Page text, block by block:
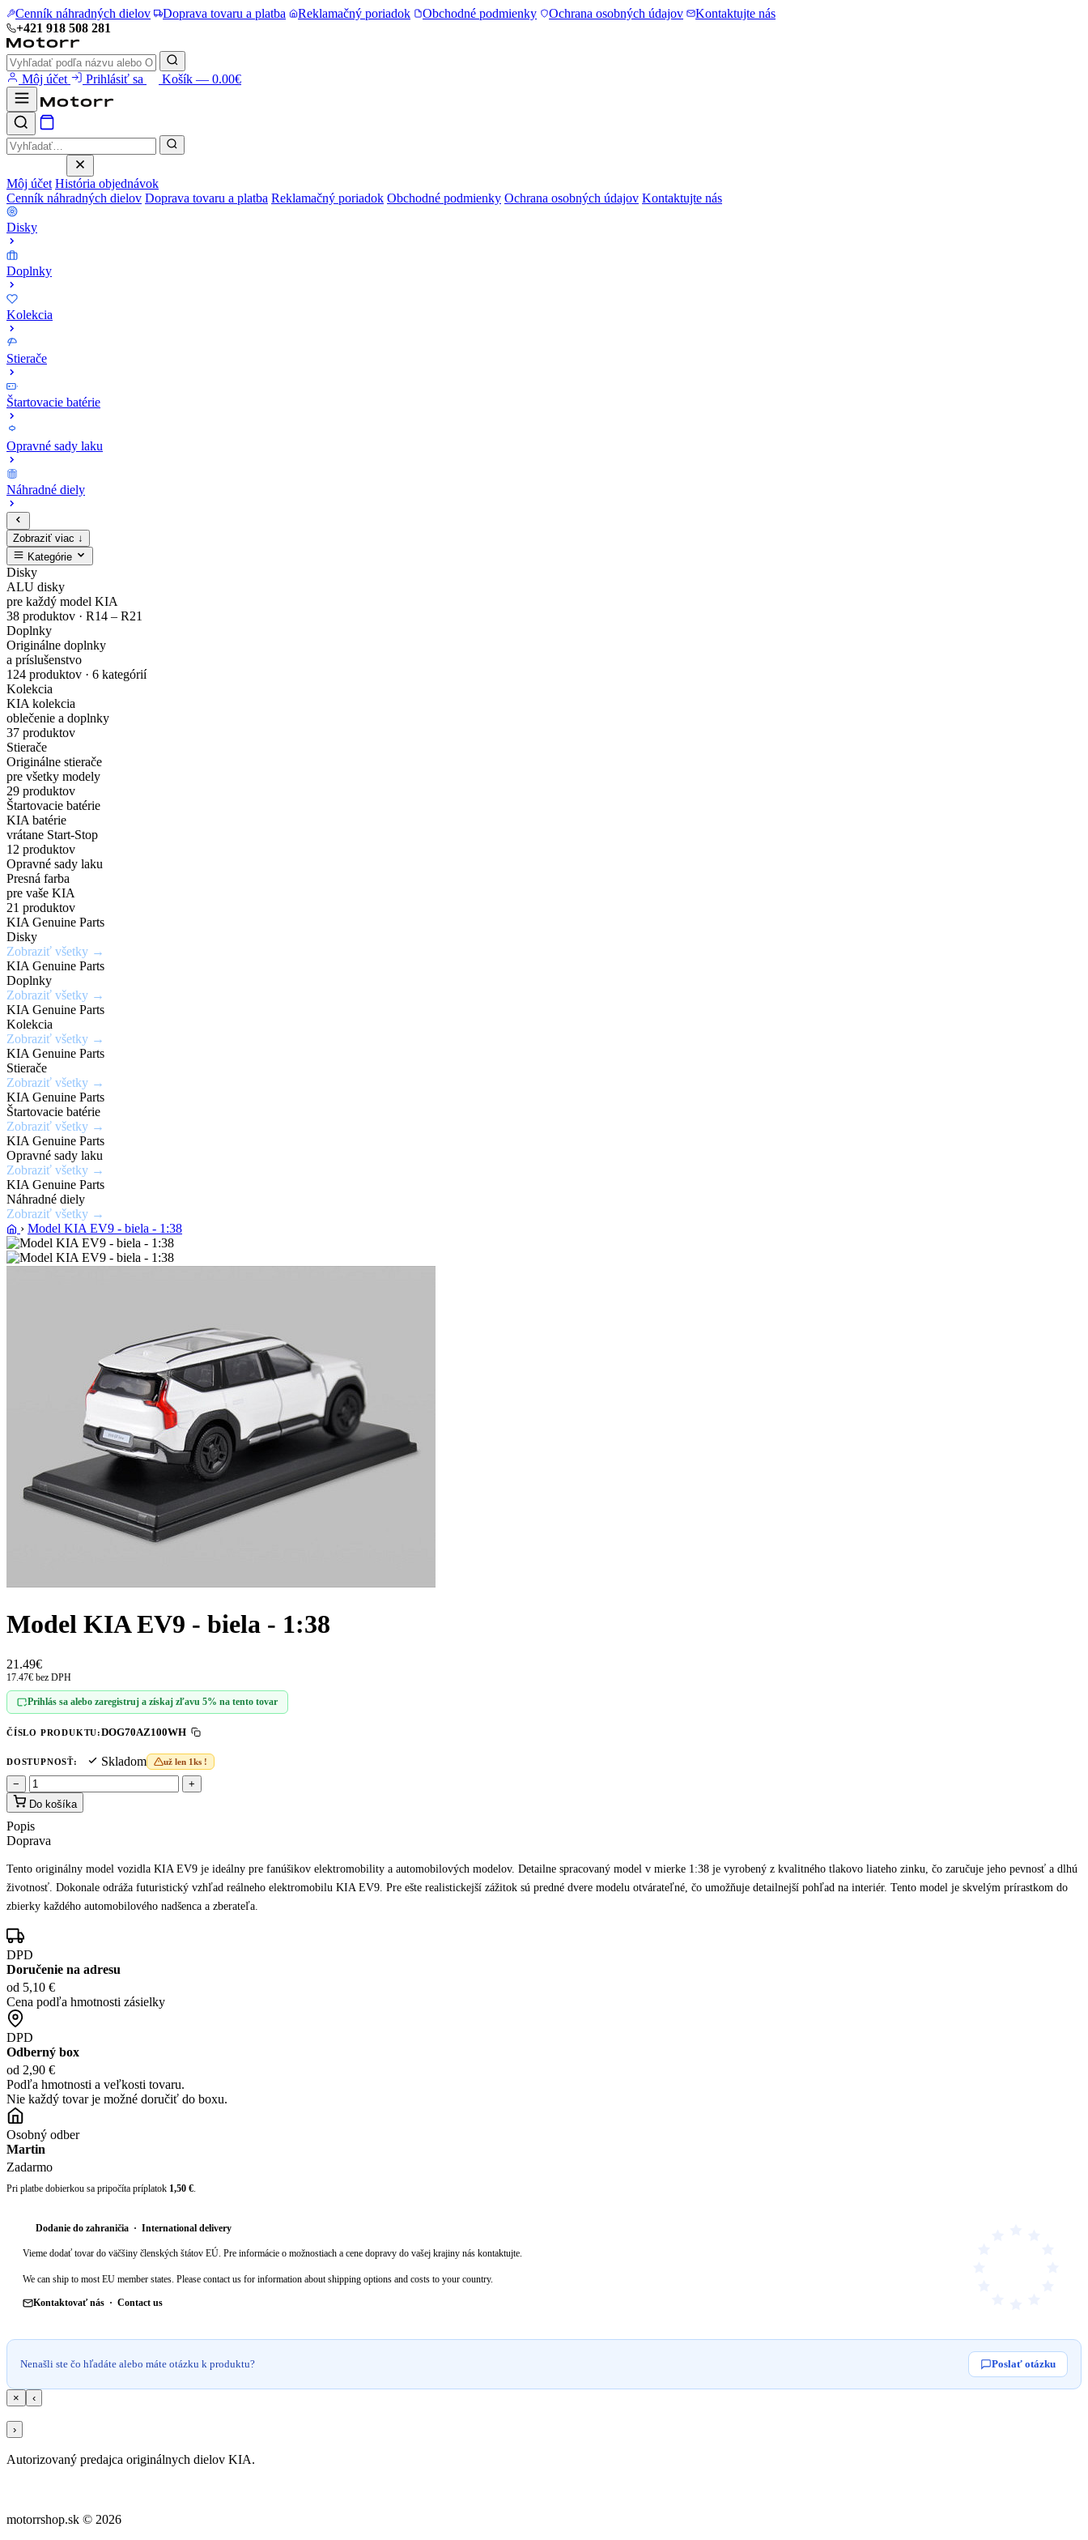
Cenník náhradných dielov Doprava tovaru a platba Reklamačný poriadok Obchodné podmienky Ochrana osobných údajov
Kontaktujte nás
+421 918 508 281
Môj účet Prihlásiť sa Košík — 0.00€
Môj účet História objednávok
Cenník náhradných dielov Doprava tovaru a platba Reklamačný poriadok Obchodné podmienky Ochrana osobných údajov Kontaktujte nás
Disky
Doplnky
Kolekcia
Stierače
Štartovacie batérie
Opravné sady laku
Náhradné diely
Zobraziť viac ↓
Kategórie
Zaregistruj
sa
a
nakupuj
originálne
príslušenstvo
za
výhodné
ceny
Získaj
výhody,
ktoré
inde
nedostaneš
Zaregistrovať
sa
Kompletný
cenník
originálnych
náhradných
dielov
Zadajte
originálne
číslo
dielu
a
zistite
aktuálnu
cenu
a
dostupnosť
Vyhľadať
diel
EV4
Zliatinový
disk
Gisa
Bicolour
7,5Jx19H2
/
5x114,3mm
/
ET52
Kúpiť
teraz
MODE3
Nabíjacie
káble
pre
elektrické
a
PHEV
vozidlá
Mimoriadne
odolné
voči
krúteniu
alebo
ohýbaniu
Zobraziť
ponuku
Sada
bezpečnostných
matíc
Dark
Chrome
Chráň
svoje
kolesá
s
istotou
a
eleganciou
Kúpiť
teraz
Opravné
sady
laku
karosérie
v
širokej
škále
odtieňov
Ideálne
riešenie
pre
rýchle
a
jednoduché
opravy
drobných
poškodení
laku
karosérie
Zobraziť
ponuku
Disky
ALU disky
pre každý model KIA
38 produktov · R14 – R21
Doplnky
Originálne doplnky
a príslušenstvo
124 produktov · 6 kategórií
Kolekcia
KIA kolekcia
oblečenie a doplnky
37 produktov
Stierače
Originálne stierače
pre všetky modely
29 produktov
Štartovacie batérie
KIA batérie
vrátane Start-Stop
12 produktov
Opravné sady laku
Presná farba
pre vaše KIA
21 produktov
KIA Genuine Parts
Disky
Zobraziť všetky →
KIA Genuine Parts
Doplnky
Zobraziť všetky →
KIA Genuine Parts
Kolekcia
Zobraziť všetky →
KIA Genuine Parts
Stierače
Zobraziť všetky →
KIA Genuine Parts
Štartovacie batérie
Zobraziť všetky →
KIA Genuine Parts
Opravné sady laku
Zobraziť všetky →
KIA Genuine Parts
Náhradné diely
Zobraziť všetky →
› Model KIA EV9 - biela - 1:38
Model KIA EV9 - biela - 1:38
21.49€
17.47€ bez DPH
Prihlás sa alebo zaregistruj a získaj zľavu 5% na tento tovar
ČÍSLO PRODUKTU:DOG70AZ100WH
DOSTUPNOSŤ: Skladom už len 1ks !
−
+
Do košíka
Popis
Doprava
Tento originálny model vozidla KIA EV9 je ideálny pre fanúšikov elektromobility a automobilových modelov. Detailne spracovaný model v mierke 1:38 je vyrobený z kvalitného tlakovo liateho zinku, čo zaručuje jeho pevnosť a dlhú
životnosť. Dokonale odráža futuristický vzhľad reálneho elektromobilu KIA EV9. Pre ešte realistickejší zážitok sú predné dvere modelu otvárateľné, čo umožňuje detailnejší pohľad na interiér. Tento model je skvelým prírastkom do
zbierky každého automobilového nadšenca a zberateľa.
DPD
Doručenie na adresu
od 5,10 €
Cena podľa hmotnosti zásielky
DPD
Odberný box
od 2,90 €
Podľa hmotnosti a veľkosti tovaru.
Nie každý tovar je možné doručiť do boxu.
Osobný odber
Martin
Zadarmo
Pri platbe dobierkou sa pripočíta príplatok 1,50 €.
Dodanie do zahraničia · International delivery
Vieme dodať tovar do väčšiny členských štátov EÚ. Pre informácie o možnostiach a cene dopravy do vašej krajiny nás kontaktujte.
We can ship to most EU member states. Please contact us for information about shipping options and costs to your country.
Kontaktovať nás · Contact us
Nenašli ste čo hľadáte alebo máte otázku k produktu? Poslať otázku
× ‹
›
Autorizovaný predajca originálnych dielov KIA.
motorrshop.sk © 2026